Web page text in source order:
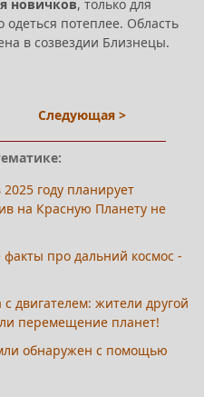
новичков, только для
потеплее. Область
в созвездии Близнецы.
Следующая >
году планирует
на Красную Планету не
про дальний космос -
с двигателем: жители другой
перемещение планет!
обнаружен с помощью